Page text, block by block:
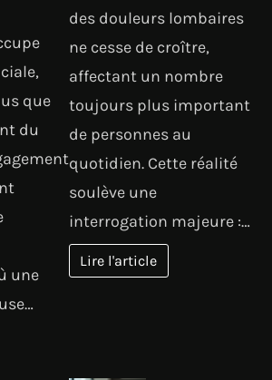
que
du
une
des douleurs lombaires
ne cesse de croître,
affectant un nombre
toujours plus important
de personnes au
quotidien. Cette réalité
soulève une
interrogation majeure :…
Lire l'article